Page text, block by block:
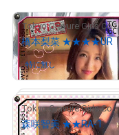
Tokyo Gravure Girls Collections
橋本梨菜 ★★★★UR
特に無しさんが保有中
Tokyo Gravure Girls Collections
森咲智美 ★★RA-1